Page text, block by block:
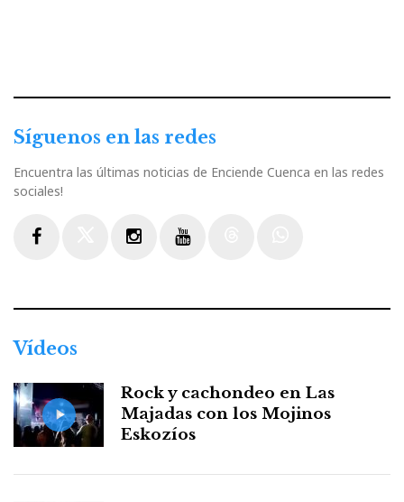
Síguenos en las redes
Encuentra las últimas noticias de Enciende Cuenca en las redes
sociales!
Vídeos
Rock y cachondeo en Las
Majadas con los Mojinos
Eskozíos